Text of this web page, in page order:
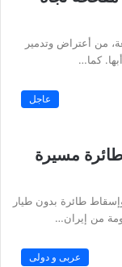
من أعتراض وتدمير
كما…
عاجل
مسيرة
طائرة بدون طيار
من إيران…
عربى و دولى